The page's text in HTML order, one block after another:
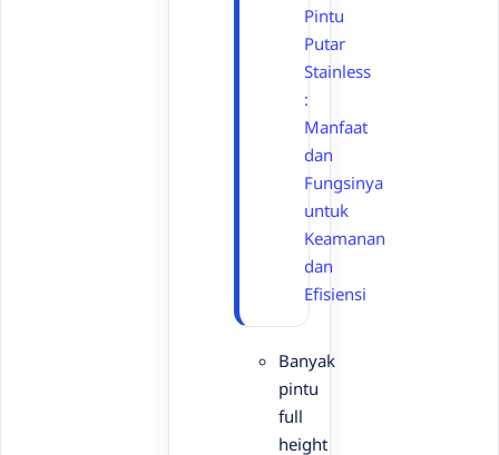
Pintu
Putar
Stainless
:
Manfaat
dan
Fungsinya
untuk
Keamanan
dan
Efisiensi
Banyak
pintu
full
height